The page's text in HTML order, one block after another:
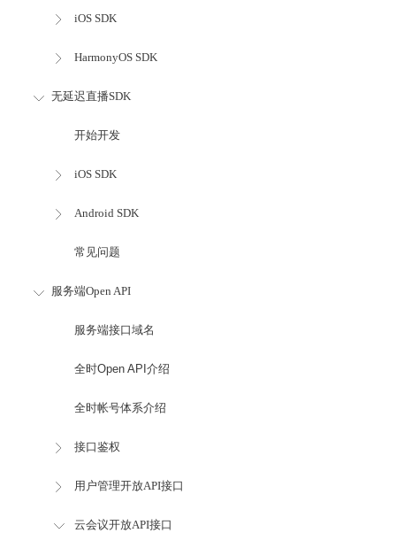
iOS SDK
HarmonyOS SDK
无延迟直播SDK
开始开发
iOS SDK
Android SDK
常见问题
服务端Open API
服务端接口域名
全时Open API介绍
全时帐号体系介绍
接口鉴权
用户管理开放API接口
云会议开放API接口